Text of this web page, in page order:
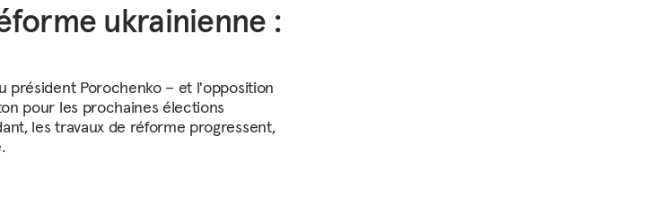
ukrainienne :
président Porochenko – et l'opposition
pour les prochaines élections
les travaux de réforme progressent,